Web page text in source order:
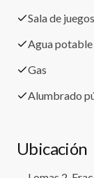
Sala de juegos
Agua potable
Gas
Alumbrado
Ubicación